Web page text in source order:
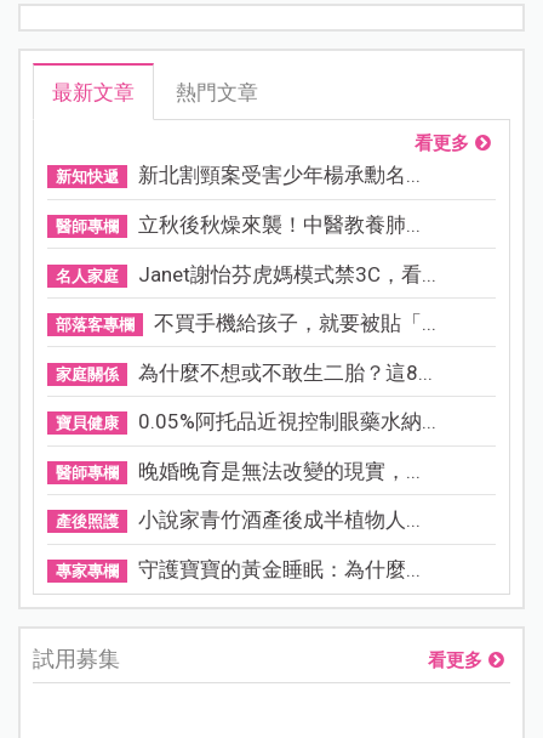
最新文章 熱門文章
看更多
新知快遞 新北割頸案受害少年楊承勳名...
醫師專欄 立秋後秋燥來襲！中醫教養肺...
名人家庭 Janet謝怡芬虎媽模式禁3C，看...
部落客專欄 不買手機給孩子，就要被貼「...
家庭關係 為什麼不想或不敢生二胎？這8...
寶貝健康 0.05%阿托品近視控制眼藥水納...
醫師專欄 晚婚晚育是無法改變的現實，...
產後照護 小說家青竹酒產後成半植物人...
專家專欄 守護寶寶的黃金睡眠：為什麼...
試用募集 看更多